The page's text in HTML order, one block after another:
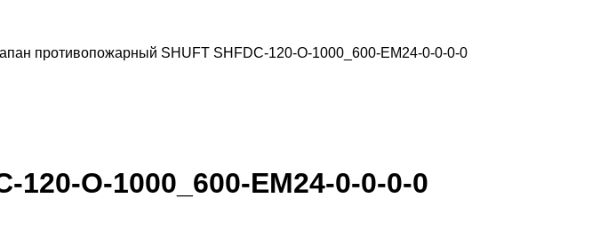
противопожарный SHUFT SHFDC-120-O-1000_600-EM24-0-0-0-0
O-1000_600-EM24-0-0-0-0